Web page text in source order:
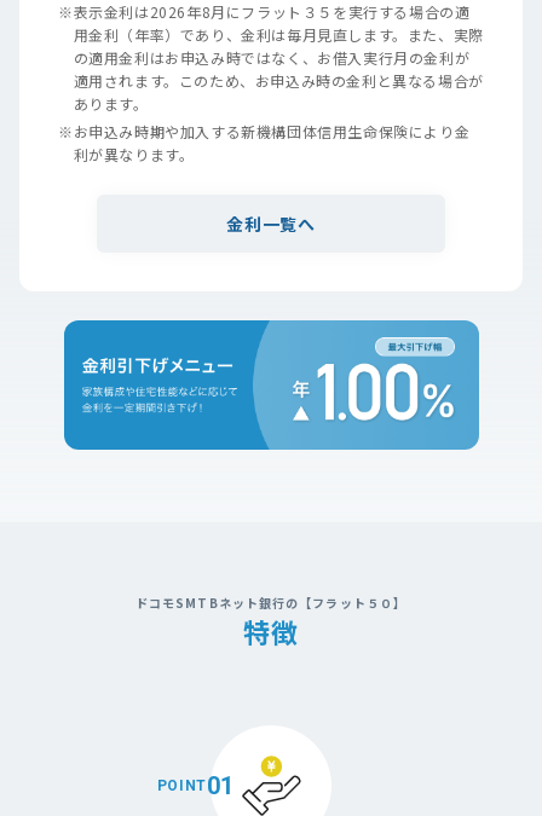
※表示金利は2026年8月にフラット３５を実行する場合の適
用金利（年率）であり、金利は毎月見直します。また、実際
の適用金利はお申込み時ではなく、お借入実行月の金利が
適用されます。このため、お申込み時の金利と異なる場合が
あります。
※お申込み時期や加入する新機構団体信用生命保険により金
利が異なります。
金利一覧へ
ドコモSMTBネット銀行の【フラット５０】
特徴
POINT01